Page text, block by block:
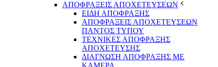
ΑΠΟΦΡΑΞΕΙΣ ΑΠΟΧΕΤΕΥΣΕΩΝ
ΕΙΔΗ ΑΠΟΦΡΑΞΗΣ
ΑΠΟΦΡΑΞΕΙΣ ΑΠΟΧΕΤΕΥΣΕΩΝ
ΠΑΝΤΟΣ ΤΥΠΟΥ
ΤΕΧΝΙΚΕΣ ΑΠΟΦΡΑΞΗΣ
ΑΠΟΧΕΤΕΥΣΗΣ
ΔΙΑΓΝΩΣΗ ΑΠΟΦΡΑΞΗΣ ΜΕ